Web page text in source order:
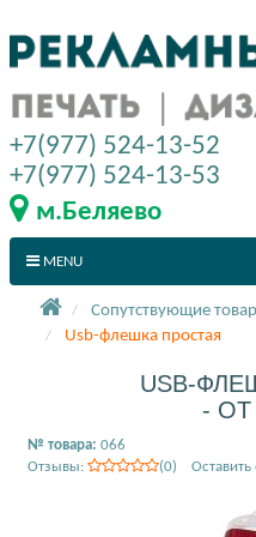
Сопутствующие
Usb-флешка простая
USB-
- ОТ
№ товара: 066
Отзывы:
(0) Оставить
+7(977) 524-13-52
+7(977) 524-13-53
м.Беляево
MENU